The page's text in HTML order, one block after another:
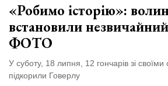
«Робимо історію»:
встановили
ФОТО
У суботу, 18 липня, 12 гончарів зі своїми
підкорили Говерлу